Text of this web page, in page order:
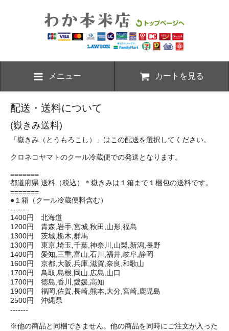
メニュー カートを見る
配送・送料について
(嶽きみ送料)
「嶽きみ（とうもろこし）」はこの配送を選択してください。
クロネコヤマトのクール冷蔵便での発送となります。
=======
都道府県 送料（税込）＊嶽きみは１箱まで１梱包の送料です。
=======
●１箱（クール冷蔵便料含む）
-------
1400円 北海道
1200円 青森,岩手,宮城,秋田,山形,福島
1300円 茨城,栃木,群馬
1300円 東京,埼玉,千葉,神奈川,山梨,新潟,長野
1400円 愛知,三重,富山,石川,福井,岐阜,静岡
1600円 京都,大阪,兵庫,滋賀,奈良,和歌山
1700円 鳥取,島根,岡山,広島,山口
1700円 徳島,香川,愛媛,高知
1900円 福岡,佐賀,長崎,熊本,大分,宮崎,鹿児島
2500円 沖縄県
-------
※他の商品と同梱できません。他の商品を同時にご注文が入った